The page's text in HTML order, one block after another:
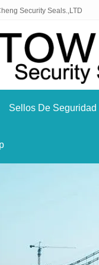
Security Seals.,LTD
Sellos De Seguridad